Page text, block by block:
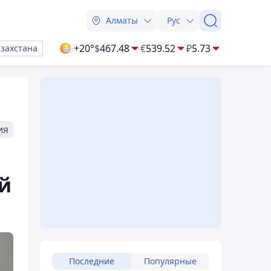
Алматы Рус
+20°$467.48 €539.52 ₽5.73
Последние Популярные